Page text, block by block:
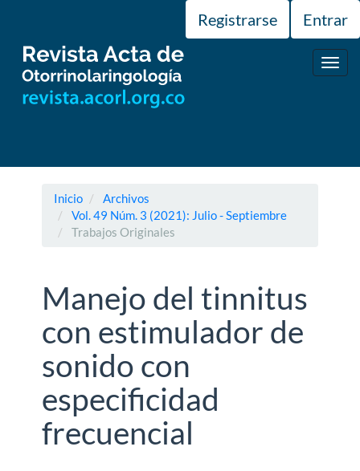
principal
Barra
lateral
Registrarse Entrar
Inicio
Archivos
Vol. 49 Núm. 3 (2021): Julio - Septiembre
Trabajos Originales
Manejo del tinnitus
con estimulador de
sonido con
especificidad
frecuencial